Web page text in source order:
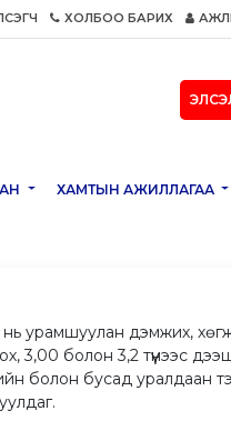
ХОЛБОО БАРИХ
ХАМТЫН АЖИЛЛАГАА
урамшуулан дэмжих,
болон 3,2 түүнээс дээш
болон бусад уралдаан